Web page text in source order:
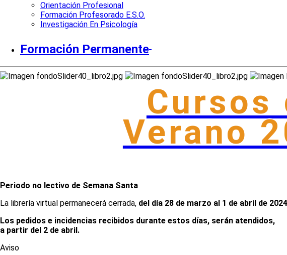
Orientación Profesional
Formación Profesorado E.S.O.
Investigación En Psicología
Formación Permanente
Cursos
Verano
Periodo no lectivo de Semana Santa
La librería virtual permanecerá cerrada, del día 28 de marzo al 1 de abril de 2024
Los pedidos e incidencias recibidos durante estos días, serán atendidos,
a partir del 2 de abril.
Aviso